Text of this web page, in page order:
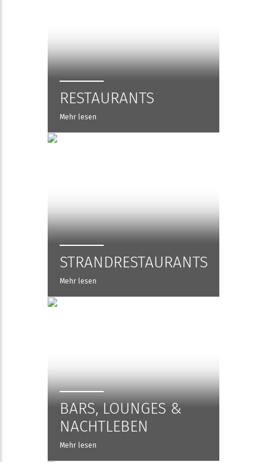
RESTAURANTS
Mehr lesen
STRANDRESTAURANTS
Mehr lesen
BARS, LOUNGES &
NACHTLEBEN
Mehr lesen